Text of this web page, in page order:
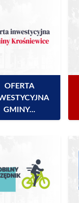
OFERTA
GMINY...